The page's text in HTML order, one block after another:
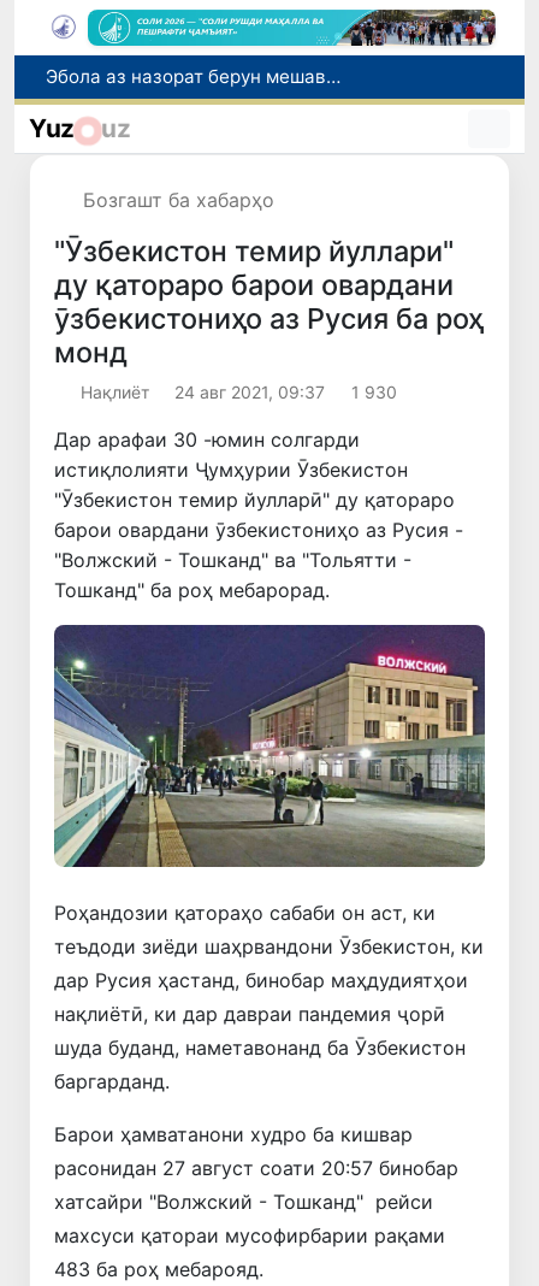
Дар моҳи июл дар Ӯзбекистон нархи маҳсулоти озуқаворӣ коҳиш ёфт, аммо баъзе молу хидматрасониҳо гарон шуданд
Дар Сенат тадбирҳои беҳтар намудани мавқеи Ӯзбекистон дар рейтингҳо ва индексҳои байналмилалӣ баррасӣ шуданд
Yuz uz
Бозгашт ба хабарҳо
"Ӯзбекистон темир йуллари"
ду қатораро барои овардани
ӯзбекистониҳо аз Русия ба роҳ
монд
Нақлиёт 24 авг 2021, 09:37 1 930
Дар арафаи 30 -юмин солгарди
истиқлолияти Ҷумҳурии Ӯзбекистон
"Ӯзбекистон темир йулларӣ" ду қатораро
барои овардани ӯзбекистониҳо аз Русия -
"Волжский - Тошканд" ва "Тольятти -
Тошканд" ба роҳ мебарорад.
Роҳандозии қатораҳо сабаби он аст, ки
теъдоди зиёди шаҳрвандони Ӯзбекистон, ки
дар Русия ҳастанд, бинобар маҳдудиятҳои
нақлиётӣ, ки дар давраи пандемия ҷорӣ
шуда буданд, наметавонанд ба Ӯзбекистон
баргарданд.
Барои ҳамватанони худро ба кишвар
расонидан 27 август соати 20:57 бинобар
хатсайри "Волжский - Тошканд" рейси
махсуси қатораи мусофирбарии рақами
483 ба роҳ мебарояд.